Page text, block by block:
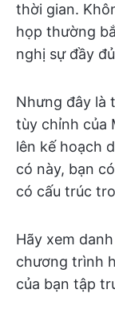
thời gian.
họp thường
nghị sự đầy
Nhưng đây là
tùy chỉnh của
lên kế hoạch
có này, bạn
có cấu trúc
Hãy xem
chương trình
của bạn tập